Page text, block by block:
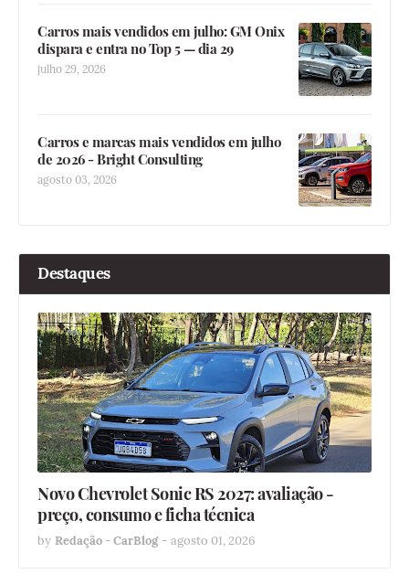
Carros mais vendidos em julho: GM Onix
dispara e entra no Top 5 — dia 29
julho 29, 2026
Carros e marcas mais vendidos em julho
de 2026 - Bright Consulting
agosto 03, 2026
Destaques
Novo Chevrolet Sonic RS 2027: avaliação -
preço, consumo e ficha técnica
by Redação - CarBlog - agosto 01, 2026